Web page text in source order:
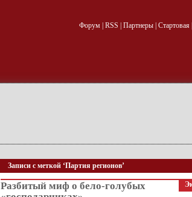
Форум| RSS Партнеры| Стартовая|
Записи с меткой ‘Партия регионов’
Разбитый миф о бело-голубых